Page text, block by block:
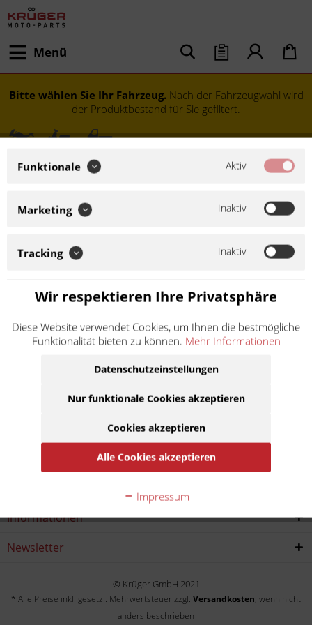
Menü
Bitte wählen Sie Ihr Fahrzeug. Nach der Fahrzeugwahl wird
der Produktbestand für Sie gefiltert.
Ninja H2 ABS ZXT02J
2020
Informationen
Newsletter
© Krüger GmbH 2021
* Alle Preise inkl. gesetzl. Mehrwertsteuer zzgl. Versandkosten, wenn nicht
anders beschrieben
Funktionale Aktiv
Marketing Inaktiv
Tracking Inaktiv
Wir respektieren Ihre Privatsphäre
Diese Website verwendet Cookies, um Ihnen die bestmögliche
Funktionalität bieten zu können. Mehr Informationen
Datenschutzeinstellungen
Nur funktionale Cookies akzeptieren
Cookies akzeptieren
Alle Cookies akzeptieren
Impressum